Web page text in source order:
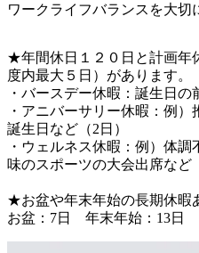
ワークライフバランスを大切
★年間休日１２０日と計画年
度内最大５日）があります。
・バースデー休暇：誕生日
・アニバーサリー休暇：例
誕生日など（2日）
・ウェルネス休暇：例）体
味のスポーツの大会出席など
★お盆や年末年始の長期休暇